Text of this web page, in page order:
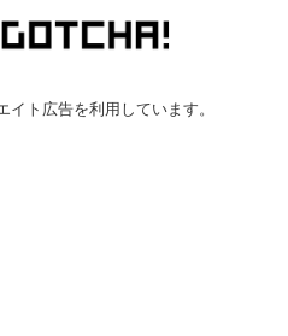
ト広告を利用しています。